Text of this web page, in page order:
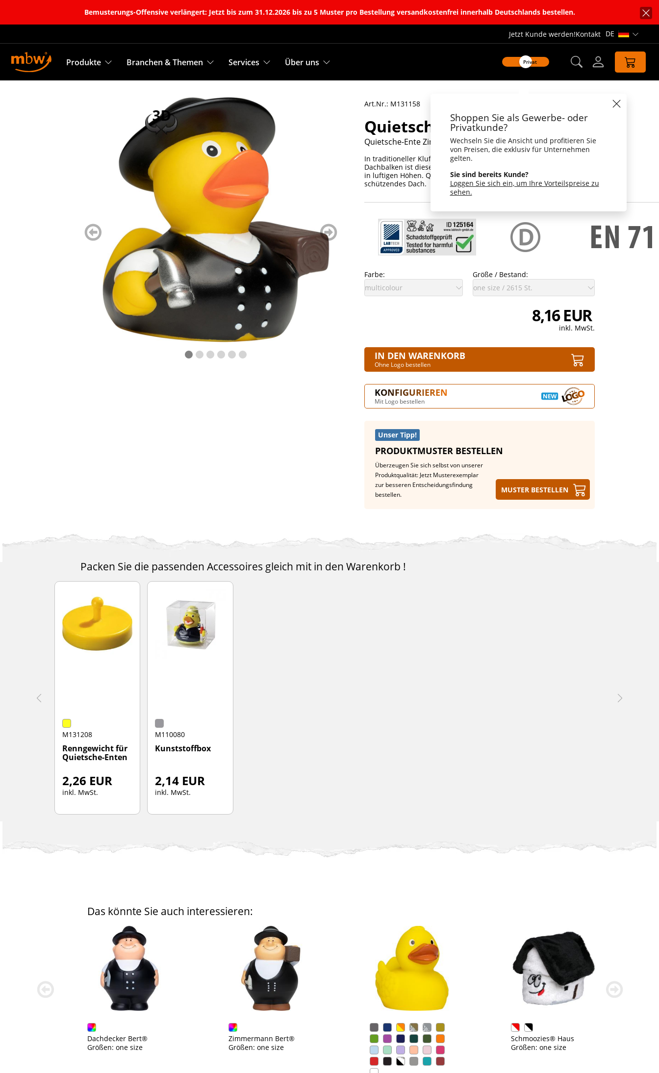
Bemusterungs-Offensive verlängert: Jetzt bis zum 31.12.2026 bis zu 5 Muster pro Bestellung versandkostenfrei innerhalb Deutschlands bestellen.
Jetzt Kunde werden!Kontakt DE
Produkte Branchen & Themen Services Über uns Privat
Shoppen Sie als Gewerbe- oder
Privatkunde?
Wechseln Sie die Ansicht und profitieren Sie
von Preisen, die exklusiv für Unternehmen
gelten.
Sie sind bereits Kunde?
Loggen Sie sich ein, um Ihre Vorteilspreise zu
sehen.
zurück
blättern
weiter
blättern
Art.Nr.: M131158
Quietsche-Ente Zimmermann
Quietsche-Ente Zimmermann
In traditioneller Kluft mit Zimmermannshammer und stabilem
Dachbalken ist dieser fesche Erpel bereit für jegliche Einsätze - auch
in luftigen Höhen. Quietschvergnügt zimmert er das Gerüst für ein
schützendes Dach.
Farbe: Größe / Bestand:
8,16 EUR
inkl. MwSt.
IN DEN WARENKORB
Ohne Logo bestellen
KONFIGURIEREN
Mit Logo bestellen
Unser Tipp!
PRODUKTMUSTER BESTELLEN
Überzeugen Sie sich selbst von unserer
Produktqualität: Jetzt Musterexemplar
zur besseren Entscheidungsfindung
bestellen.
Muster bestellen
Packen Sie die passenden Accessoires gleich mit in den Warenkorb !
M131208
Renngewicht für
Quietsche-Enten
2,26 EUR
inkl. MwSt.
M110080
Kunststoffbox
2,14 EUR
inkl. MwSt.
Das könnte Sie auch interessieren:
Dachdecker Bert®
Größen: one size
Zimmermann Bert®
Größen: one size
Schmoozies® Haus
Größen: one size